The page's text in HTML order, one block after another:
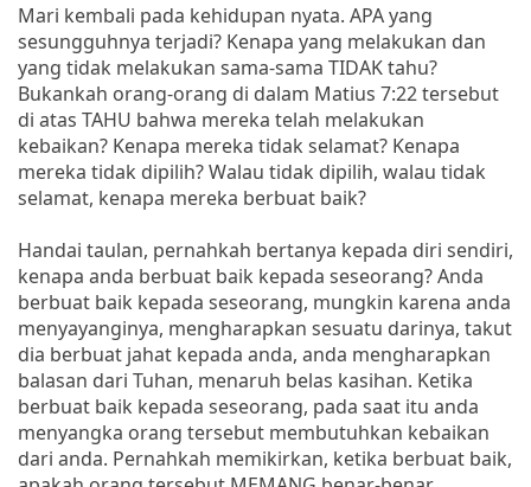
Mari kembali pada kehidupan nyata. APA yang
sesungguhnya terjadi? Kenapa yang melakukan dan
yang tidak melakukan sama-sama TIDAK tahu?
Bukankah orang-orang di dalam Matius 7:22 tersebut
di atas TAHU bahwa mereka telah melakukan
kebaikan? Kenapa mereka tidak selamat? Kenapa
mereka tidak dipilih? Walau tidak dipilih, walau tidak
selamat, kenapa mereka berbuat baik?
Handai taulan, pernahkah bertanya kepada diri sendiri,
kenapa anda berbuat baik kepada seseorang? Anda
berbuat baik kepada seseorang, mungkin karena anda
menyayanginya, mengharapkan sesuatu darinya, takut
dia berbuat jahat kepada anda, anda mengharapkan
balasan dari Tuhan, menaruh belas kasihan. Ketika
berbuat baik kepada seseorang, pada saat itu anda
menyangka orang tersebut membutuhkan kebaikan
dari anda. Pernahkah memikirkan, ketika berbuat baik,